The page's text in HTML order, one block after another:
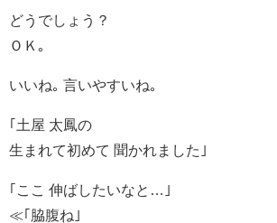
どうでしょう？
ＯＫ｡
いいね｡ 言いやすいね｡
｢土屋 太鳳の
生まれて初めて 聞かれました｣
｢ここ 伸ばしたいなと…｣
≪｢脇腹ね｣